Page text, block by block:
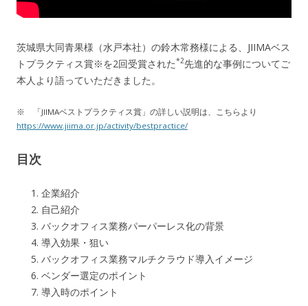
茨城県大同青果様（水戸本社）の鈴木常務様による、JIIMAベス
トプラクティス賞※を2回受賞された*2先進的な事例についてご
本人より語っていただきました。
※ 「JIIMAベストプラクティス賞」の詳しい説明は、こちらより
https://www.jiima.or.jp/activity/bestpractice/
目次
企業紹介
自己紹介
バックオフィス業務パーパーレス化の背景
導入効果・狙い
バックオフィス業務マルチクラウド導入イメージ
ベンダー選定のポイント
導入時のポイント